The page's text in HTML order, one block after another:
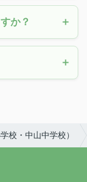
か？
校・中山中学校）